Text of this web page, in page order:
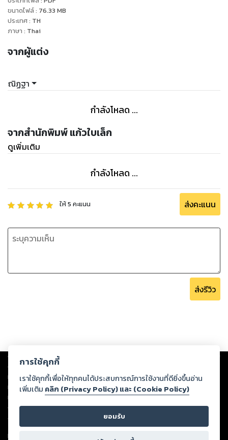
กันได้แต่นั่งเงียบไม่กล้าเถียงพ่ออีก เขารู้ว่าพ่อเขาโหดแค่ไหน ถ้า
เกิดทะเลาะกันไปมีหวังโดนหวายลงหลังแน่ วันนี้เขาต้องไปเจอหน้า
ลูกๆ อีกทั้งห้าคนได้แต่นั่งเงียบเมื่อเห็นพ่อกำลังโกรธเพราะไม่
ขนาดไฟล์: 76.33 MB
ประเทศ: TH
ภาษา : Thai
จากผู้แต่ง
ณิฏฐา
กำลังโหลด ...
จากสำนักพิมพ์ แก้วใบเล็ก
ดูเพิ่มเติม
กำลังโหลด ...
ให้5 คะแนน ส่งคะแนน
ส่งรีวิว
Copyright © 2026
ต่อผลงานหรือเนื้อหาใดที่อัปโหลดผ่านเว็บไซต์และปรากฏว่าละเมิดสิทธิใน
ทรัพย์สินทางปัญญาของบุคคลอื่นหรือขัดต่อกฎหมายและศีลธรรม ดังนั้น ผู้อ่าน
ทุกท่านโปรดใช้วิจารณญาณในการกลั่นกรองด้วยตนเอง และหากท่านพบว่าส่วน
หนึ่งส่วนใดขัดต่อกฎหมายและศีลธรรม กรุณาแจ้งมายังบริษัท เพื่อทีมงานจะได้
ดำเนินการในทันที ทั้งนี้ ทางสตอรี่ล็อกขอสงวนลิขสิทธิ์ตามพระราชบัญญัติ
ลิขสิทธิ์ พ.ศ. 2537 (ฉบับล่าสุด)
For support: member@ookbee.com
การใช้คุกกี้
เราใช้คุกกี้เพื่อให้ทุกคนได้ประสบการณ์การใช้งานที่ดียิ่งขึ้นอ่าน
เพิ่มเติม คลิก (Privacy Policy) และ (Cookie Policy)
ยอมรับ